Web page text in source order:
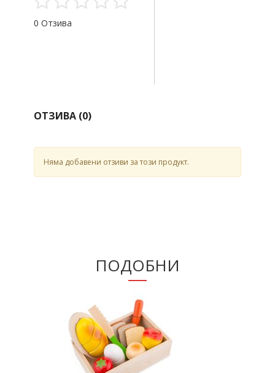
0 Отзива
ОТЗИВА (0)
Няма добавени отзиви за този продукт.
ПОДОБНИ